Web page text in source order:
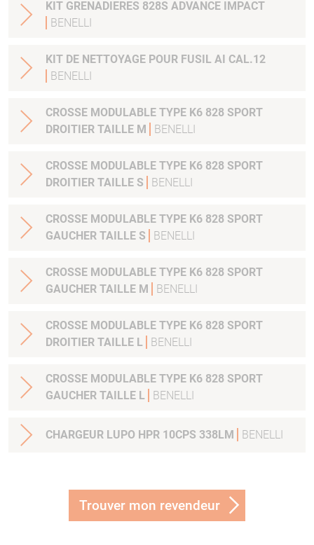
KIT GRENADIERES 828S ADVANCE IMPACT
BENELLI
KIT DE NETTOYAGE POUR FUSIL AI CAL.12
BENELLI
CROSSE MODULABLE TYPE K6 828 SPORT
DROITIER TAILLE M
BENELLI
CROSSE MODULABLE TYPE K6 828 SPORT
DROITIER TAILLE S
BENELLI
CROSSE MODULABLE TYPE K6 828 SPORT
GAUCHER TAILLE S
BENELLI
CROSSE MODULABLE TYPE K6 828 SPORT
GAUCHER TAILLE M
BENELLI
CROSSE MODULABLE TYPE K6 828 SPORT
DROITIER TAILLE L
BENELLI
CROSSE MODULABLE TYPE K6 828 SPORT
GAUCHER TAILLE L
BENELLI
CHARGEUR LUPO HPR 10CPS 338LM BENELLI
Trouver mon revendeur